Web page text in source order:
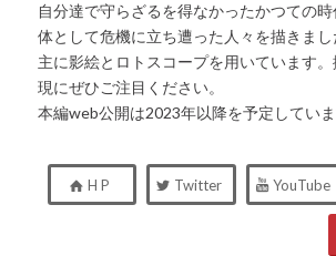
自分達で守らざるを得なかったかつての
体として危機に立ち遭った人々を描きまし
主に影絵とロトスコープを用いています
現にぜひご注目ください。
本編web公開は2023年以降を予定していま
H P Twitter YouTube